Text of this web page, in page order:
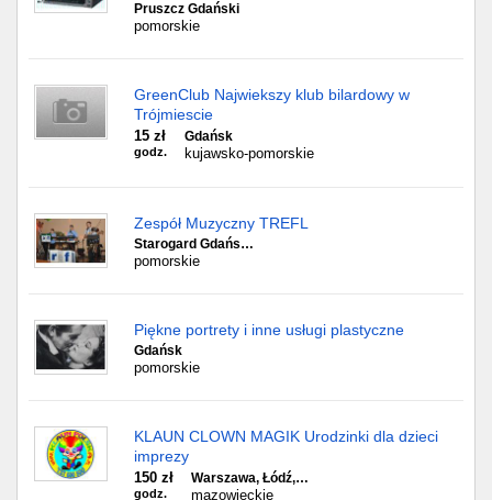
Pruszcz Gdański
pomorskie
GreenClub Najwiekszy klub bilardowy w
Trójmiescie
15 zł
godz.
Gdańsk
kujawsko-pomorskie
Zespół Muzyczny TREFL
Starogard Gdańs…
pomorskie
Piękne portrety i inne usługi plastyczne
Gdańsk
pomorskie
KLAUN CLOWN MAGIK Urodzinki dla dzieci
imprezy
150 zł
godz.
Warszawa, Łódź,…
mazowieckie